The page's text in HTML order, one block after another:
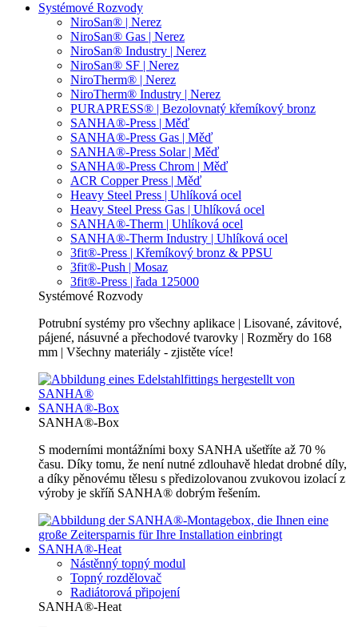
Systémové Rozvody
NiroSan® | Nerez
NiroSan® Gas | Nerez
NiroSan® Industry | Nerez
NiroSan® SF | Nerez
NiroTherm® | Nerez
NiroTherm® Industry | Nerez
PURAPRESS® | Bezolovnatý křemíkový bronz
SANHA®-Press | Měď
SANHA®-Press Gas | Měď
SANHA®-Press Solar | Měď
SANHA®-Press Chrom | Měď
ACR Copper Press | Měď
Heavy Steel Press | Uhlíková ocel
Heavy Steel Press Gas | Uhlíková ocel
SANHA®-Therm | Uhlíková ocel
SANHA®-Therm Industry | Uhlíková ocel
3fit®-Press | Křemíkový bronz & PPSU
3fit®-Push | Mosaz
3fit®-Press | řada 125000
Systémové Rozvody
Potrubní systémy pro všechny aplikace | Lisované, závitové,
pájené, násuvné a přechodové tvarovky | Rozměry do 168
mm | Všechny materiály - zjistěte více!
SANHA®-Box
SANHA®-Box
S moderními montážními boxy SANHA ušetříte až 70 %
času. Díky tomu, že není nutné zdlouhavě hledat drobné díly,
a díky pěnovému tělesu s předizolovanou zvukovou izolací z
výroby je skříň SANHA® dobrým řešením.
SANHA®-Heat
Nástěnný topný modul
Topný rozdělovač
Radiátorová připojení
SANHA®-Heat